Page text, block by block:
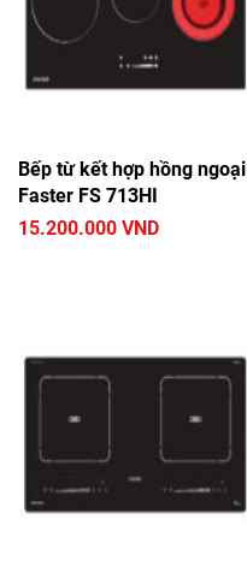
Bếp từ kết hợp hồng ngoại
Faster FS 713HI
15.200.000 VND